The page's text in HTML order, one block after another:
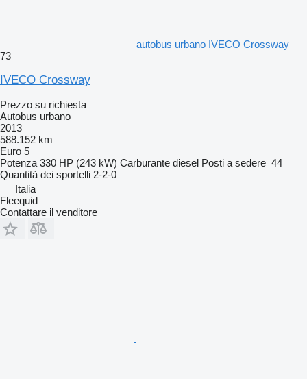
autobus urbano IVECO Crossway
73
IVECO Crossway
Prezzo su richiesta
Autobus urbano
2013
588.152 km
Euro 5
Potenza 330 HP (243 kW) Carburante diesel Posti a sedere 44
Quantità dei sportelli 2-2-0
Italia
Fleequid
Contattare il venditore